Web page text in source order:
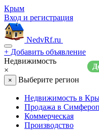
Крым
Вход и регистрация
NedvRf.ru
+ Добавить объявление
Недвижимость
×
× Выберите регион
Недвижимость в
Продажа в
Коммерческая
Производство